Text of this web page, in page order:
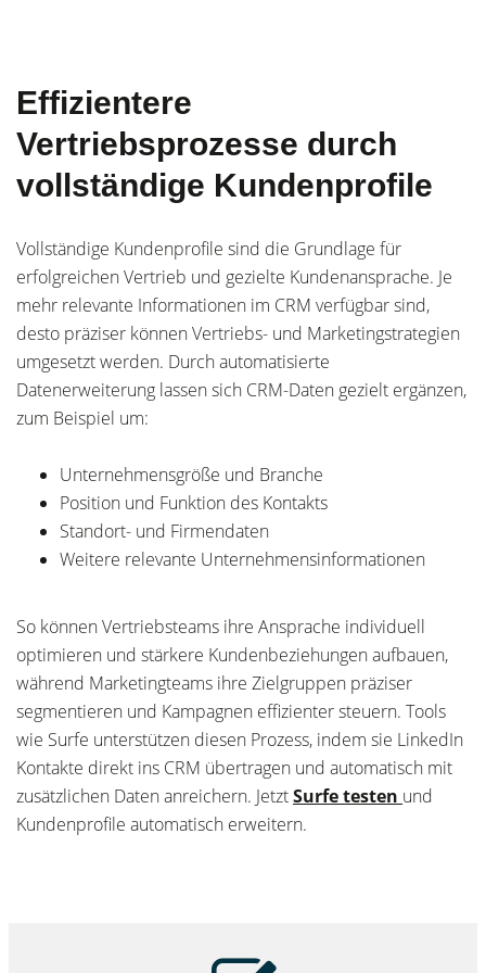
Effizientere
Vertriebsprozesse durch
vollständige Kundenprofile
Vollständige Kundenprofile sind die Grundlage für
erfolgreichen Vertrieb und gezielte Kundenansprache. Je
mehr relevante Informationen im CRM verfügbar sind,
desto präziser können Vertriebs- und Marketingstrategien
umgesetzt werden. Durch automatisierte
Datenerweiterung lassen sich CRM-Daten gezielt ergänzen,
zum Beispiel um:
Unternehmensgröße und Branche
Position und Funktion des Kontakts
Standort- und Firmendaten
Weitere relevante Unternehmensinformationen
So können Vertriebsteams ihre Ansprache individuell
optimieren und stärkere Kundenbeziehungen aufbauen,
während Marketingteams ihre Zielgruppen präziser
segmentieren und Kampagnen effizienter steuern. Tools
wie Surfe unterstützen diesen Prozess, indem sie LinkedIn
Kontakte direkt ins CRM übertragen und automatisch mit
zusätzlichen Daten anreichern. JetztSurfe testen und
Kundenprofile automatisch erweitern.